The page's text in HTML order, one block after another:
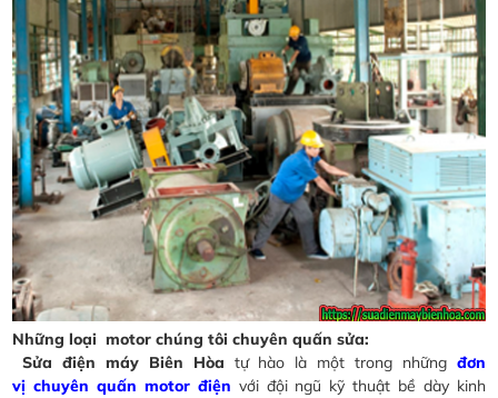
Những loại motor chúng tôi chuyên quấn sửa:
Sửa điện máy Biên Hòa tự hào là một trong những đơn
vị chuyên quấn motor điện với đội ngũ kỹ thuật bề dày kinh